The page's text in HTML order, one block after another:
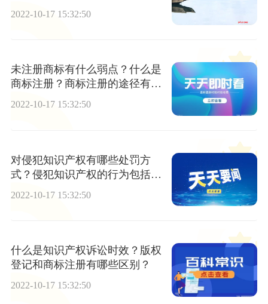
2022-10-17 15:32:50
未注册商标有什么弱点？什么是
商标注册？商标注册的途径有哪
些？
2022-10-17 15:32:50
对侵犯知识产权有哪些处罚方
式？侵犯知识产权的行为包括哪
2022-10-17 15:32:50
什么是知识产权诉讼时效？版权
登记和商标注册有哪些区别？
2022-10-17 15:32:50